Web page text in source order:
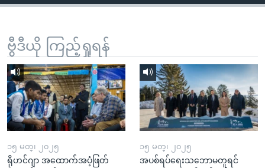
ကျော်
ရန်
ရှာဖွေ
ရန်
နေရာ
သို့
ကျော်
ရန်
ဘာသာစကားများ
ဗွီဒီယို ကြည့်ရှုရန်
၁၅ မတ္၊ ၂၀၂၅
ရိုဟင်ဂျာ အထောက်အပံ့ဖြတ်
၁၅ မတ္၊ ၂၀၂၅
အပစ်ရပ်ရေးသဘောမတူရင်